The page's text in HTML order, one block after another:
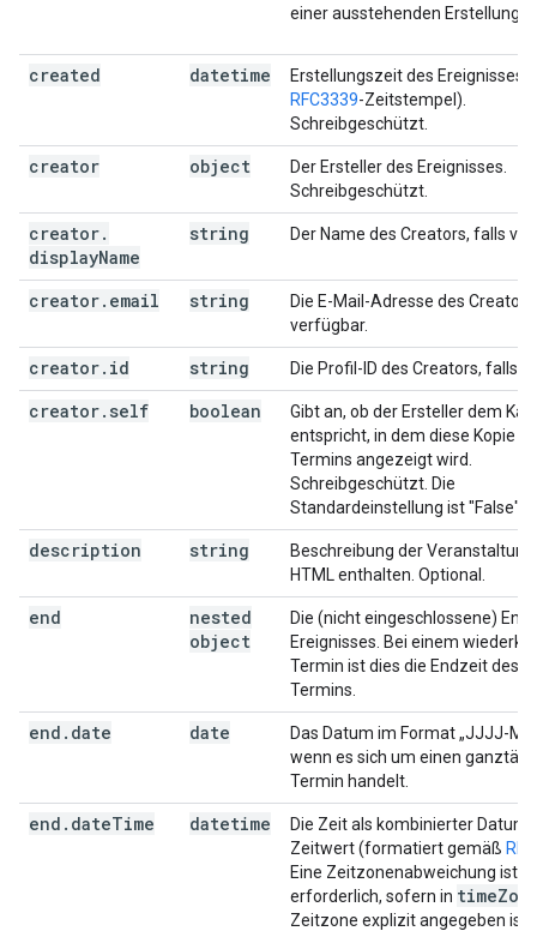
einer ausstehenden
created datetime
Erstellungszeit des Ereignisses
RFC3339-Zeitstempel).
Schreibgeschützt.
creator object
Der Ersteller des Ereignisses.
Schreibgeschützt.
creator.
displayName
string Der Name des Creators, falls
creator. email string
Die E-Mail-Adresse des
verfügbar.
creator. id string Die Profil-ID des Creators, falls
creator. self boolean
Gibt an, ob der Ersteller dem
entspricht, in dem diese Kopie
Termins angezeigt wird.
Schreibgeschützt. Die
Standardeinstellung ist "False".
description string
Beschreibung der
HTML enthalten. Optional.
end
nested
object
Die (nicht eingeschlossene)
Ereignisses. Bei einem
Termin ist dies die Endzeit des
Termins.
end . date date
Das Datum im Format „JJJJ-
wenn es sich um einen
Termin handelt.
end . dateTime datetime
Die Zeit als kombinierter
Zeitwert (formatiert gemäß
Eine Zeitzonenabweichung ist
erforderlich, sofern in time
Zeitzone explizit angegeben ist.